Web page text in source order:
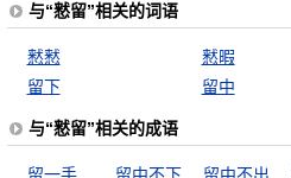
与“慭留”相关的词语
慭慭 慭暇
留下
留中
与“慭留”相关的成语